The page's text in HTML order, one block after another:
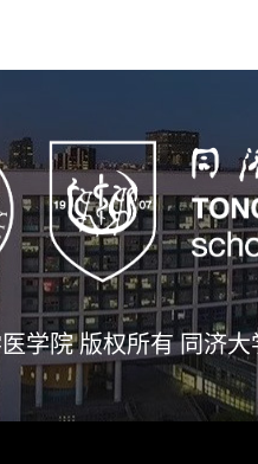
学院 版权所有 同济